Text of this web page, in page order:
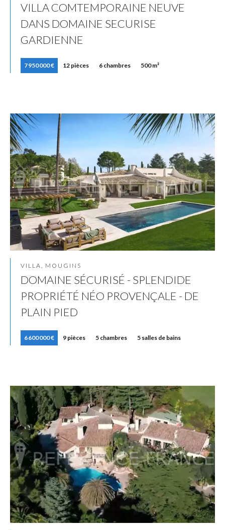
VILLA COMTEMPORAINE NEUVE
DANS DOMAINE SECURISE
GARDIENNE
7 950 000 € 12 pièces 6 chambres 500 m²
VILLA, MOUGINS
DOMAINE SÉCURISÉ - SPLENDIDE
PROPRIÉTÉ NÉO PROVENÇALE - DE
PLAIN PIED
6 600 000 € 9 pièces 5 chambres 5 salles de bains